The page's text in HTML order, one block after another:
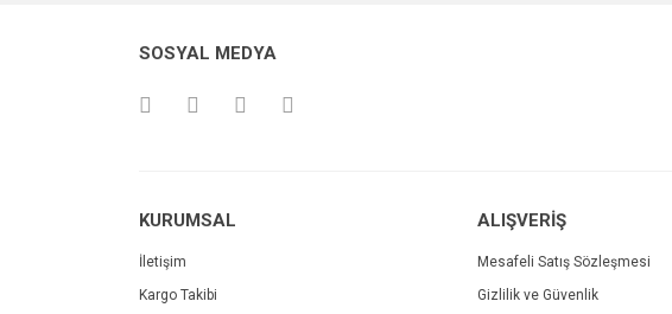
Ürün açıklamasında eksik bilgiler bulunuyor.
SOSYAL MEDYA
KURUMSAL
İletişim
Kargo Takibi
ALIŞVERİŞ
Mesafeli Satış Sözleşmesi
Gizlilik ve Güvenlik